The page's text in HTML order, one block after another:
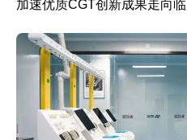
加速优质CGT创新成果走向临